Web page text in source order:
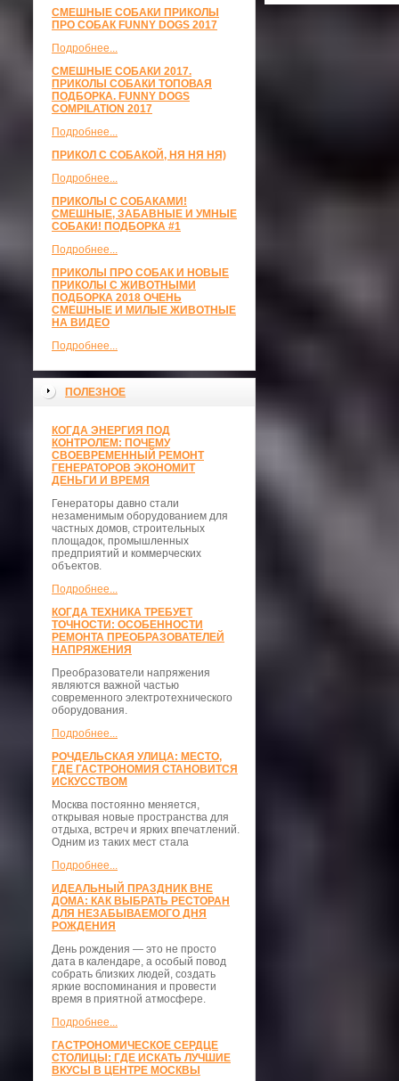
СМЕШНЫЕ СОБАКИ ПРИКОЛЫ
ПРО СОБАК FUNNY DOGS 2017
Подробнее...
СМЕШНЫЕ СОБАКИ 2017.
ПРИКОЛЫ СОБАКИ ТОПОВАЯ
ПОДБОРКА. FUNNY DOGS
COMPILATION 2017
Подробнее...
ПРИКОЛ С СОБАКОЙ, НЯ НЯ НЯ)
Подробнее...
ПРИКОЛЫ С СОБАКАМИ!
СМЕШНЫЕ, ЗАБАВНЫЕ И УМНЫЕ
СОБАКИ! ПОДБОРКА #1
Подробнее...
ПРИКОЛЫ ПРО СОБАК И НОВЫЕ
ПРИКОЛЫ С ЖИВОТНЫМИ
ПОДБОРКА 2018 ОЧЕНЬ
СМЕШНЫЕ И МИЛЫЕ ЖИВОТНЫЕ
НА ВИДЕО
Подробнее...
ПОЛЕЗНОЕ
КОГДА ЭНЕРГИЯ ПОД
КОНТРОЛЕМ: ПОЧЕМУ
СВОЕВРЕМЕННЫЙ РЕМОНТ
ГЕНЕРАТОРОВ ЭКОНОМИТ
ДЕНЬГИ И ВРЕМЯ
Генераторы давно стали
незаменимым оборудованием для
частных домов, строительных
площадок, промышленных
предприятий и коммерческих
объектов.
Подробнее...
КОГДА ТЕХНИКА ТРЕБУЕТ
ТОЧНОСТИ: ОСОБЕННОСТИ
РЕМОНТА ПРЕОБРАЗОВАТЕЛЕЙ
НАПРЯЖЕНИЯ
Преобразователи напряжения
являются важной частью
современного электротехнического
оборудования.
Подробнее...
РОЧДЕЛЬСКАЯ УЛИЦА: МЕСТО,
ГДЕ ГАСТРОНОМИЯ СТАНОВИТСЯ
ИСКУССТВОМ
Москва постоянно меняется,
открывая новые пространства для
отдыха, встреч и ярких впечатлений.
Одним из таких мест стала
Подробнее...
ИДЕАЛЬНЫЙ ПРАЗДНИК ВНЕ
ДОМА: КАК ВЫБРАТЬ РЕСТОРАН
ДЛЯ НЕЗАБЫВАЕМОГО ДНЯ
РОЖДЕНИЯ
День рождения — это не просто
дата в календаре, а особый повод
собрать близких людей, создать
яркие воспоминания и провести
время в приятной атмосфере.
Подробнее...
ГАСТРОНОМИЧЕСКОЕ СЕРДЦЕ
СТОЛИЦЫ: ГДЕ ИСКАТЬ ЛУЧШИЕ
ВКУСЫ В ЦЕНТРЕ МОСКВЫ